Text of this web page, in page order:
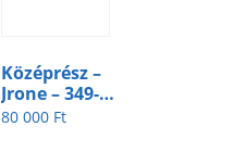
Középrész –
Jrone – 349-2-
3
80 000 Ft